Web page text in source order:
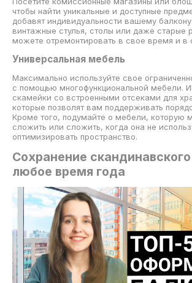
чтобы найти уникальные и доступные
добавят индивидуальности вашему
винтажные стулья, столы или даже старые
можете отремонтировать в свое время и в
Универсальная мебель
Максимально используйте свое
с помощью многофункциональной мебели.
скамейки со встроенными отсеками для
которые позволят вам поддерживать
Кроме того, подумайте о мебели, которую
сложить или сложить, когда она не
оптимизировать пространство.
Сохранение
любое время года